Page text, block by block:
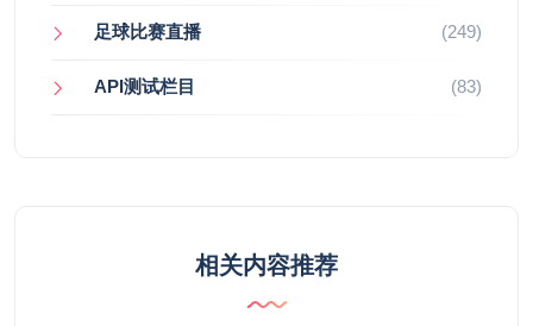
足球比赛直播 (249)
API测试栏目 (83)
相关内容推荐